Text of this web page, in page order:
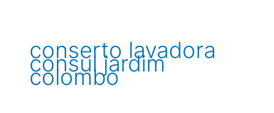
conserto lavadora
consul jardim
colombo